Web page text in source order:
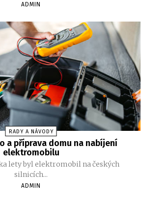
ADMIN
RADY A NÁVODY
a příprava domu na nabíjení
elektromobilu
lety byl elektromobil na českých
silnicích...
ADMIN